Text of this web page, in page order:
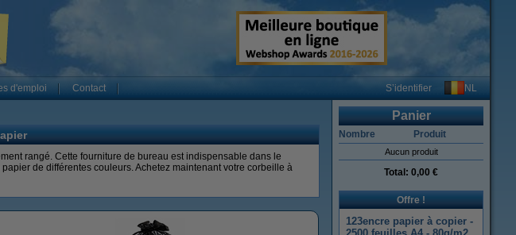
d'emploi Contact S’identifier NL
rangé. Cette fourniture de bureau est indispensable dans le
de différentes couleurs. Achetez maintenant votre corbeille à
Panier
Nombre Produit
Aucun produit
Total: 0,00 €
Offre !
123encre papier à copier -